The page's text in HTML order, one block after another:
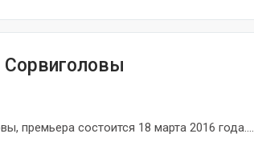
Сорвиголовы
премьера состоится 18 марта 2016 года....